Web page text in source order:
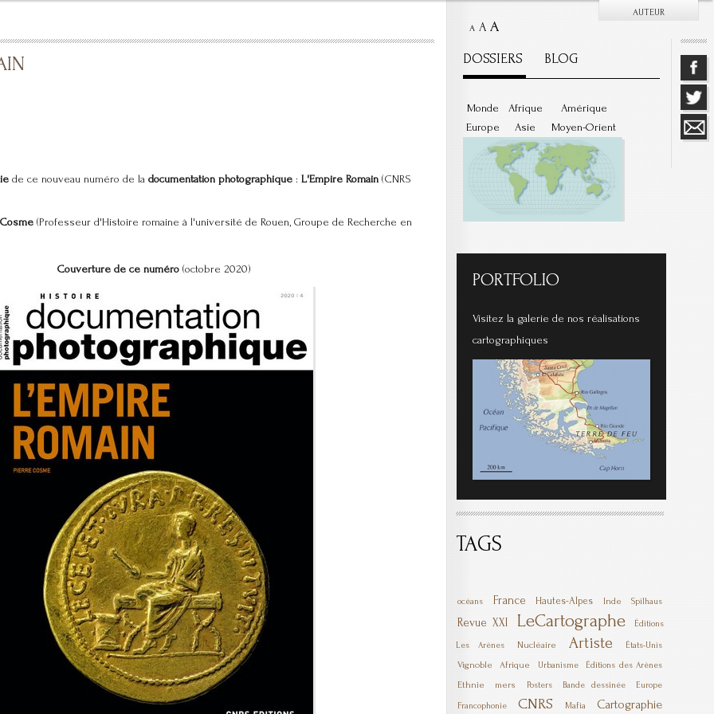
AUTEUR
de ce nouveau numéro de la documentation photographique: L'Empire Romain(CNRS
Cosme(Professeur d'Histoire romaine à l'université de Rouen, Groupe de Recherche en
Couverture de ce numéro(octobre 2020)
A A A
DOSSIERS BLOG
Monde
Europe
Afrique
Asie
Amérique
Moyen-Orient
PORTFOLIO
Visitez la galerie de nos réalisations
cartographiques
TAGS
océans France Hautes-Alpes Inde Spilhaus
Revue XXI LeCartographe Éditions
Les Arènes Nucléaire Artiste États-Unis
Vignoble Afrique Urbanisme Éditions des Arènes
Ethnie mers Posters Bande dessinée Europe
Francophonie CNRS Mafia Cartographie